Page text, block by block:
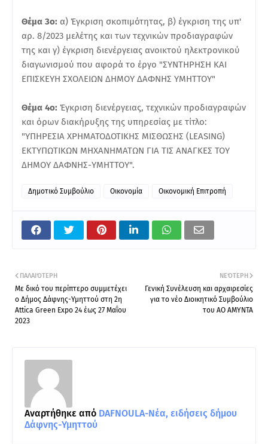
Θέμα 3ο: α) Έγκριση σκοπιμότητας, β) έγκριση της υπ'
αρ. 8/2023 μελέτης και των τεχνικών προδιαγραφών
της και γ) έγκριση διενέργειας ανοικτού ηλεκτρονικού
διαγωνισμού που αφορά το έργο "ΣΥΝΤΗΡΗΣΗ ΚΑΙ
ΕΠΙΣΚΕΥΗ ΣΧΟΛΕΙΩΝ ΔΗΜΟΥ ΔΑΦΝΗΣ ΥΜΗΤΤΟΥ"
Θέμα 4ο: Έγκριση διενέργειας, τεχνικών προδιαγραφών
και όρων διακήρυξης της υπηρεσίας με τίτλο:
"ΥΠΗΡΕΣΙΑ ΧΡΗΜΑΤΟΔΟΤΙΚΗΣ ΜΙΣΘΩΣΗΣ (LEASING)
ΕΚΤΥΠΩΤΙΚΩΝ ΜΗΧΑΝΗΜΑΤΩΝ ΓΙΑ ΤΙΣ ΑΝΑΓΚΕΣ ΤΟΥ
ΔΗΜΟΥ ΔΑΦΝΗΣ-ΥΜΗΤΤΟΥ".
Δημοτικό Συμβούλιο Οικονομία Οικονομική Επιτροπή
ΝΕΌΤΕΡΗ
Γενική Συνέλευση και αρχαιρεσίες
για το νέο Διοικητικό Συμβούλιο
του ΑΟ ΑΜΥΝΤΑ
ΠΑΛΑΙΌΤΕΡΗ
Με δικό του περίπτερο συμμετέχει
ο Δήμος Δάφνης-Υμηττού στη 2η
Αttica Green Expo 24 έως 27 Μαΐου
2023
Αναρτήθηκε από DAFNOULA-Νέα, ειδήσεις δήμου
Δάφνης-Υμηττού